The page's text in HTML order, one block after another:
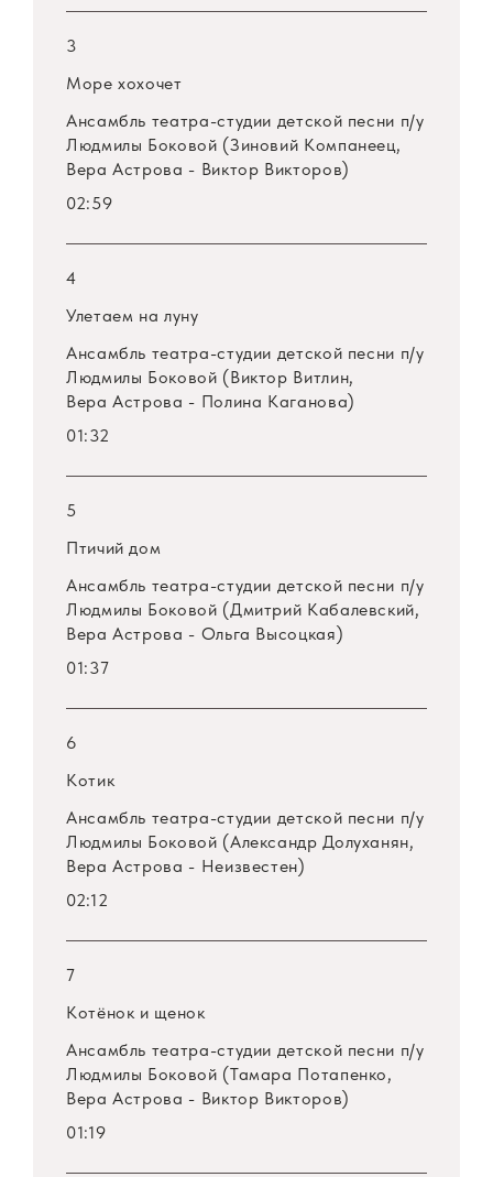
3
Море хохочет
Ансамбль театра-студии детской песни п/у
Людмилы Боковой (Зиновий Компанеец,
Вера Астрова - Виктор Викторов)
02:59
4
Улетаем на луну
Ансамбль театра-студии детской песни п/у
Людмилы Боковой (Виктор Витлин,
Вера Астрова - Полина Каганова)
01:32
5
Птичий дом
Ансамбль театра-студии детской песни п/у
Людмилы Боковой (Дмитрий Кабалевский,
Вера Астрова - Ольга Высоцкая)
01:37
6
Котик
Ансамбль театра-студии детской песни п/у
Людмилы Боковой (Александр Долуханян,
Вера Астрова - Неизвестен)
02:12
7
Котёнок и щенок
Ансамбль театра-студии детской песни п/у
Людмилы Боковой (Тамара Потапенко,
Вера Астрова - Виктор Викторов)
01:19